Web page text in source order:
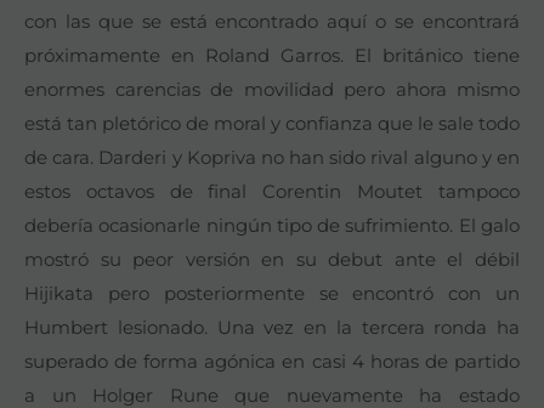
con las que se está encontrado aquí o se encontrará
próximamente en Roland Garros. El británico tiene
enormes carencias de movilidad pero ahora mismo
está tan pletórico de moral y confianza que le sale todo
de cara. Darderi y Kopriva no han sido rival alguno y en
estos octavos de final Corentin Moutet tampoco
debería ocasionarle ningún tipo de sufrimiento. El galo
mostró su peor versión en su debut ante el débil
Hijikata pero posteriormente se encontró con un
Humbert lesionado. Una vez en la tercera ronda ha
superado de forma agónica en casi 4 horas de partido
a un Holger Rune que nuevamente ha estado